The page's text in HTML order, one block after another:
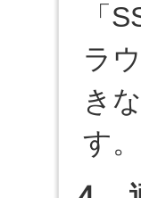
「
ラ
き
す。